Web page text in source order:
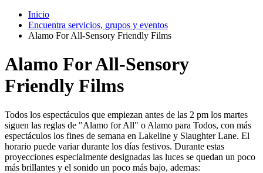
Inicio
Encuentra servicios, grupos y eventos
Alamo For All-Sensory Friendly Films
Alamo For All-Sensory
Friendly Films
Todos los espectáculos que empiezan antes de las 2 pm los martes
siguen las reglas de "Alamo for All" o Alamo para Todos, con más
espectáculos los fines de semana en Lakeline y Slaughter Lane. El
horario puede variar durante los días festivos. Durante estas
proyecciones especialmente designadas las luces se quedan un poco
más brillantes y el sonido un poco más bajo, ademas: